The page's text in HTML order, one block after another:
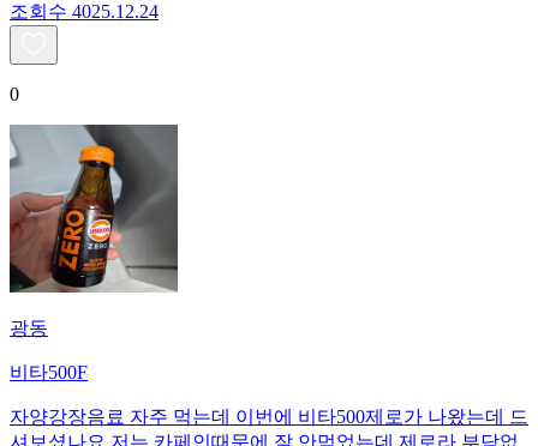
조회수 4025.12.24
0
광동
비타500F
자양강장음료 자주 먹는데 이번에 비타500제로가 나왔는데 드